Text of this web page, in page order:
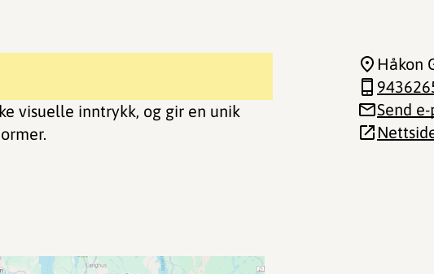
visuelle inntrykk, og gir en unik
Håkon
Send